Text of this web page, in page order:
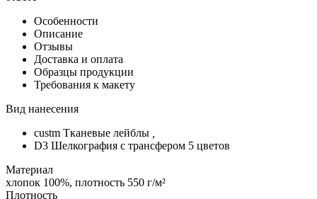
Особенности
Описание
Отзывы
Доставка и оплата
Образцы продукции
Требования к макету
Вид нанесения
custm Тканевые лейблы
D3 Шелкография с трансфером 5 цветов
Материал
хлопок 100%, плотность 550 г/м²
Плотность